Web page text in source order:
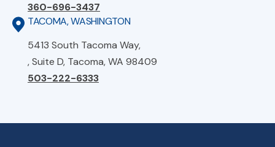
360-696-3437
TACOMA, WASHINGTON
5413 South Tacoma Way,
, Suite D, Tacoma, WA 98409
503-222-6333